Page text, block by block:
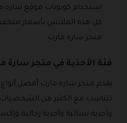
استخدام كوبونات موقع ساره
كل هذه الملابس بأسعار
متجر ساره مارت.
فئة الأحذية في متجر سارة
يقدم متجر ساره مارت أفضل أنواع
تتناسب مع الكثير من الشخصيات
وأحذية نسائية وأحذية رجالية